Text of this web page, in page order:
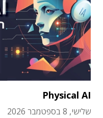
Physical AI
שלישי, 8 בספטמבר 2026